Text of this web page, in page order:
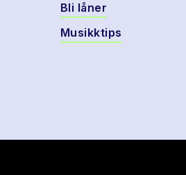
Bli låner
Musikktips